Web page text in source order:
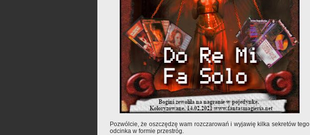
Pozwólcie, że oszczędzę wam rozczarowań i wyjawię kilka sekretów tego
odcinka w formie przestróg.